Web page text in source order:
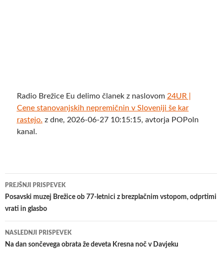
Radio Brežice Eu delimo članek z naslovom 24UR |
Cene stanovanjskih nepremičnin v Sloveniji še kar
rastejo. z dne, 2026-06-27 10:15:15, avtorja POPoln
kanal.
Krmarjenje
po
prispevkih
PREJŠNJI PRISPEVEK
Posavski muzej Brežice ob 77-letnici z brezplačnim vstopom, odprtimi
vrati in glasbo
NASLEDNJI PRISPEVEK
Na dan sončevega obrata že deveta Kresna noč v Davjeku